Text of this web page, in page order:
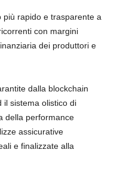
più rapido e trasparente a
con margini
dei produttori e
dalla blockchain
il sistema olistico di
della performance
assicurative
e finalizzate alla